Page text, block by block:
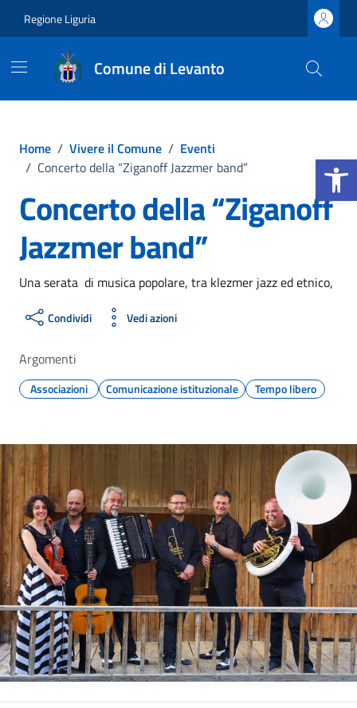
Apri la
Regione Liguria
Comune di Levanto
Home / Vivere il Comune / Eventi
/ Concerto della “Ziganoff Jazzmer band”
Concerto della “Ziganoff
Jazzmer band”
Una serata di musica popolare, tra klezmer jazz ed etnico,
Condividi Vedi azioni
Argomenti
Associazioni Comunicazione istituzionale Tempo libero